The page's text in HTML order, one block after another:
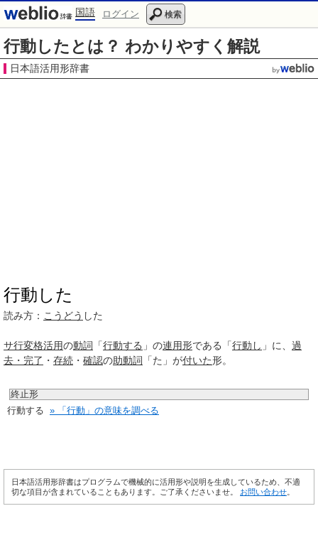
国語 ログイン 検索
行動したとは？ わかりやすく解説
日本語活用形辞書
行動した
読み方： こうどう した
サ行変格活用の動詞 「行動する 」の連用形である「行動し 」に、 過
去・完了 ・ 存続 ・ 確認の助動詞 「た」が付いた形。
終止形
行動する » 「行動」の意味を調べる
日本語活用形辞書はプログラムで機械的に活用形や説明を生成しているため、不適
切な項目が含まれていることもあります。ご了承くださいませ。 お問い合わせ